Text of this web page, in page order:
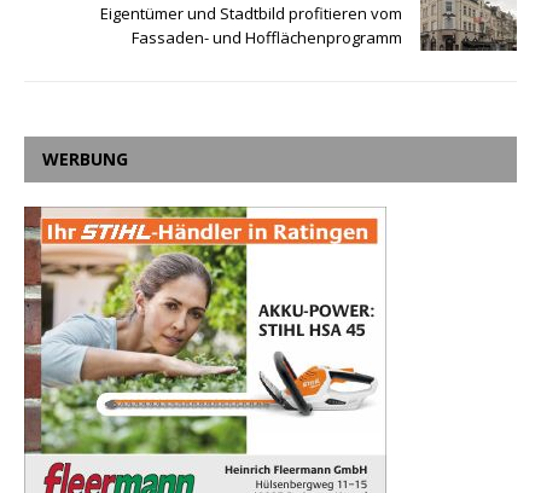
Eigentümer und Stadtbild profitieren vom
Fassaden- und Hofflächenprogramm
WERBUNG